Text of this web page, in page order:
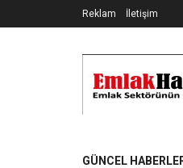
Reklam İletişim
GÜNCEL